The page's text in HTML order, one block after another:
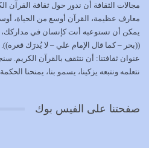
الاعتصام بحبل الله أمر إلهي
وبين الله يترتب عليه النصر…
يوليو 16, 2026
إما أن نحاول أن نكون من أولياء
يوليو 15, 2026
مجالات الثقافة أن ندور حول ثقافة القرآن
معارف عظيمة، القرآن أوسع من الحياة،
يمكن أن تستوعبه أنت كإنسان في مداركك،
((بحر – كما قال الإمام علي – لا يُدرَك
عنوان ثقافتنا: أن نتثقف بالقرآن الكريم.
نتعلمه ونتبعه يزكينا، يسمو بنا، يمنحنا
بمستوى أن نثقف الآخرين بالقرآن الكريم،
صفحتنا على الفيس بوك